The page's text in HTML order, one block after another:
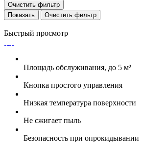
Очистить фильтр
Очистить фильтр
Быстрый просмотр
Площадь обслуживания, до 5 м²
Кнопка простого управления
Низкая температура поверхности
Не сжигает пыль
Безопасность при опрокидывании